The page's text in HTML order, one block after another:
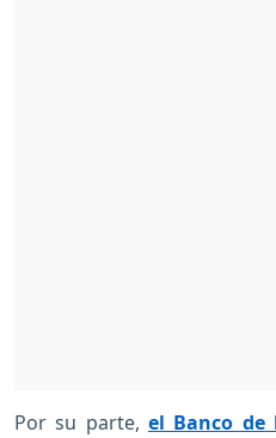
Por su parte, el Banco de